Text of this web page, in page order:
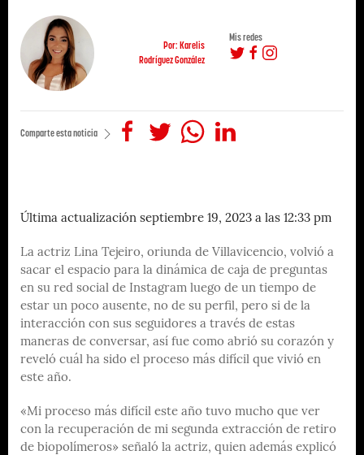
Por: Karelis
Rodríguez González
Mis redes
Comparte esta noticia
Última actualización septiembre 19, 2023 a las 12:33 pm
La actriz Lina Tejeiro, oriunda de Villavicencio, volvió a
sacar el espacio para la dinámica de caja de preguntas
en su red social de Instagram luego de un tiempo de
estar un poco ausente, no de su perfil, pero si de la
interacción con sus seguidores a través de estas
maneras de conversar, así fue como abrió su corazón y
reveló cuál ha sido el proceso más difícil que vivió en
este año.
«Mi proceso más difícil este año tuvo mucho que ver
con la recuperación de mi segunda extracción de retiro
de biopolímeros» señaló la actriz, quien además explicó